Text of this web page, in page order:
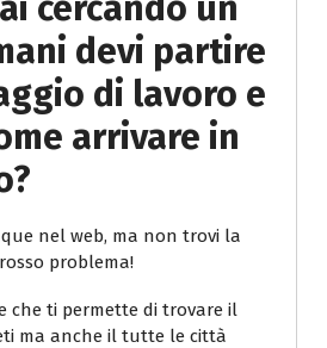
devi partire
di lavoro e
arrivare in
nel web, ma non trovi la
problema!
che ti permette di trovare il
ma anche il tutte le città